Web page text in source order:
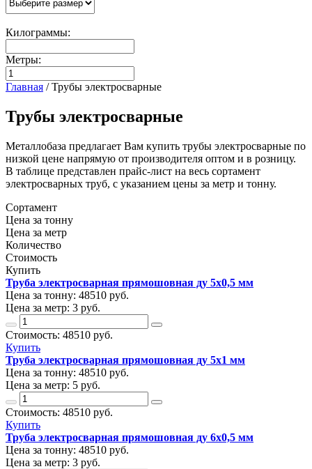
Килограммы:
Метры:
Главная /Трубы электросварные
Трубы электросварные
Металлобаза предлагает Вам купить трубы электросварные по
низкой цене напрямую от производителя оптом и в розницу.
В таблице представлен прайс-лист на весь сортамент
электросварных труб, с указанием цены за метр и тонну.
Сортамент
Цена за тонну
Цена за метр
Количество
Стоимость
Купить
Труба электросварная прямошовная ду 5х0,5 мм
Цена за тонну: 48510 руб.
Цена за метр: 3 руб.
Стоимость: 48510 руб.
Купить
Труба электросварная прямошовная ду 5х1 мм
Цена за тонну: 48510 руб.
Цена за метр: 5 руб.
Стоимость: 48510 руб.
Купить
Труба электросварная прямошовная ду 6х0,5 мм
Цена за тонну: 48510 руб.
Цена за метр: 3 руб.